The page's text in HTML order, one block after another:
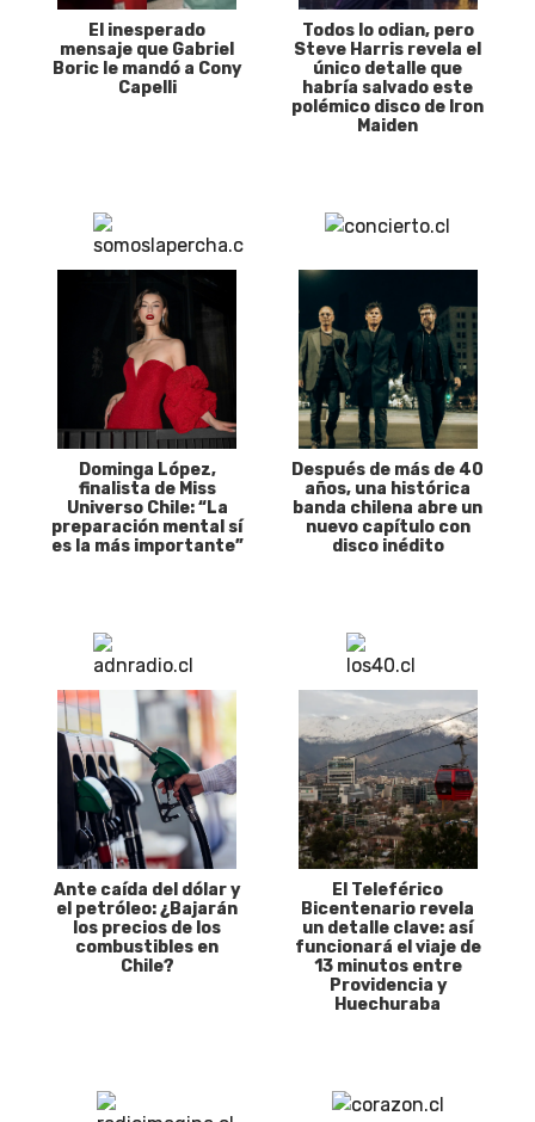
El inesperado
mensaje que Gabriel
Boric le mandó a Cony
Capelli
Todos lo odian, pero
Steve Harris revela el
único detalle que
habría salvado este
polémico disco de Iron
Maiden
Dominga López,
finalista de Miss
Universo Chile: “La
preparación mental sí
es la más importante”
Después de más de 40
años, una histórica
banda chilena abre un
nuevo capítulo con
disco inédito
Ante caída del dólar y
el petróleo: ¿Bajarán
los precios de los
combustibles en
Chile?
El Teleférico
Bicentenario revela
un detalle clave: así
funcionará el viaje de
13 minutos entre
Providencia y
Huechuraba